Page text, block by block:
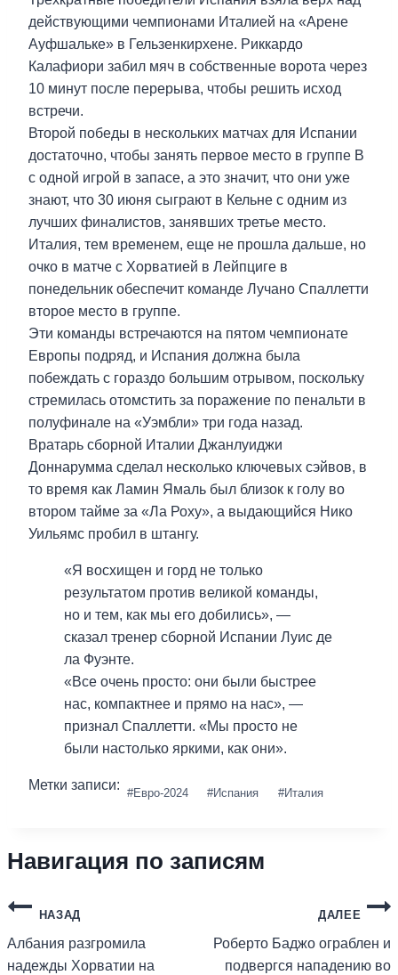
действующими чемпионами Италией на «Арене
Ауфшальке» в Гельзенкирхене. Риккардо
Калафиори забил мяч в собственные ворота через
10 минут после перерыва, чтобы решить исход
встречи.
Второй победы в нескольких матчах для Испании
достаточно, чтобы занять первое место в группе B
с одной игрой в запасе, а это значит, что они уже
знают, что 30 июня сыграют в Кельне с одним из
лучших финалистов, занявших третье место.
Италия, тем временем, еще не прошла дальше, но
очко в матче с Хорватией в Лейпциге в
понедельник обеспечит команде Лучано Спаллетти
второе место в группе.
Эти команды встречаются на пятом чемпионате
Европы подряд, и Испания должна была
побеждать с гораздо большим отрывом, поскольку
стремилась отомстить за поражение по пенальти в
полуфинале на «Уэмбли» три года назад.
Вратарь сборной Италии Джанлуиджи
Доннарумма сделал несколько ключевых сэйвов, в
то время как Ламин Ямаль был близок к голу во
втором тайме за «Ла Роху», а выдающийся Нико
Уильямс пробил в штангу.
«Я восхищен и горд не только
результатом против великой команды,
но и тем, как мы его добились», —
сказал тренер сборной Испании Луис де
ла Фуэнте.
«Все очень просто: они были быстрее
нас, компактнее и прямо на нас», —
признал Спаллетти. «Мы просто не
были настолько яркими, как они».
Метки записи: #Евро-2024 #Испания #Италия
Навигация по записям
НАЗАД
Албания разгромила
надежды Хорватии на
ДАЛЕЕ
Роберто Баджо ограблен и
подвергся нападению во